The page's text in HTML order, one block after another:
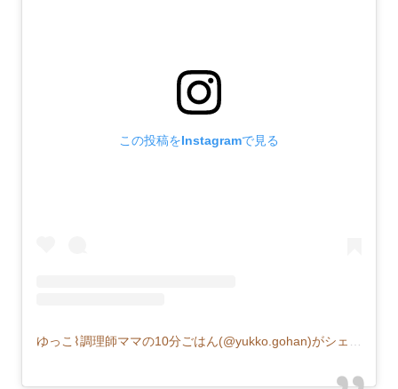
この投稿をInstagramで見る
ゆっこ⌇調理師ママの10分ごはん(@yukko.gohan)がシェアした投稿